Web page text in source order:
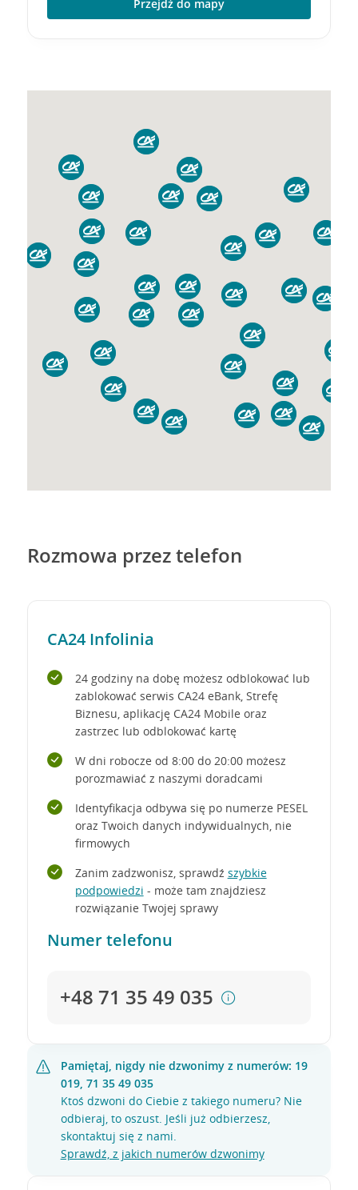
Przejdź do mapy
3
1
1
1
4
2
1
2
2
2
3
1
2
1
2
1
3
1
2
2
1
1
1
1
2
1
1
1
1
1
1
1
1
Rozmowa przez telefon
CA24 Infolinia
24 godziny na dobę możesz odblokować lub
zablokować serwis CA24 eBank, Strefę
Biznesu, aplikację CA24 Mobile oraz
zastrzec lub odblokować kartę
W dni robocze od 8:00 do 20:00 możesz
porozmawiać z naszymi doradcami
Identyfikacja odbywa się po numerze PESEL
oraz Twoich danych indywidualnych, nie
firmowych
Zanim zadzwonisz, sprawdź szybkie
podpowiedzi - może tam znajdziesz
rozwiązanie Twojej sprawy
Numer telefonu
+48 71 35 49 035
Pamiętaj, nigdy nie dzwonimy z numerów: 19
019, 71 35 49 035
Ktoś dzwoni do Ciebie z takiego numeru? Nie
odbieraj, to oszust. Jeśli już odbierzesz,
skontaktuj się z nami.
Sprawdź, z jakich numerów dzwonimy